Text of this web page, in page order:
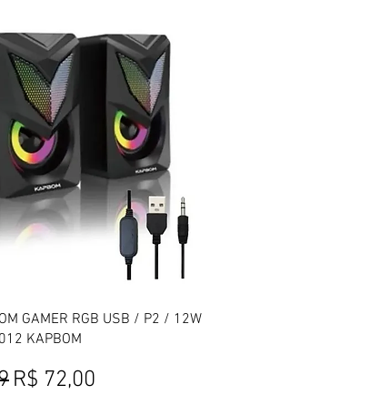
Visualização rápida
GAMER RGB USB / P2 / 12W
KAPBOM
Preço promocional
R$ 72,00